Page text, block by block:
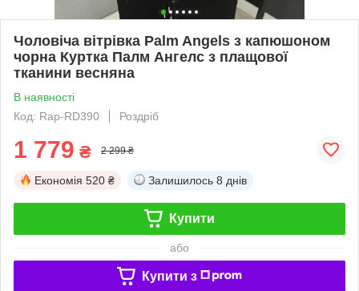
Чоловіча вітрівка Palm Angels з капюшоном
чорна Куртка Палм Ангелс з плащової
тканини весняна
В наявності
Код: Rap-RD390
Роздріб
1 779 ₴ 2 299 ₴
Економія 520 ₴ Залишилось 8 днів
Купити
або
Купити з